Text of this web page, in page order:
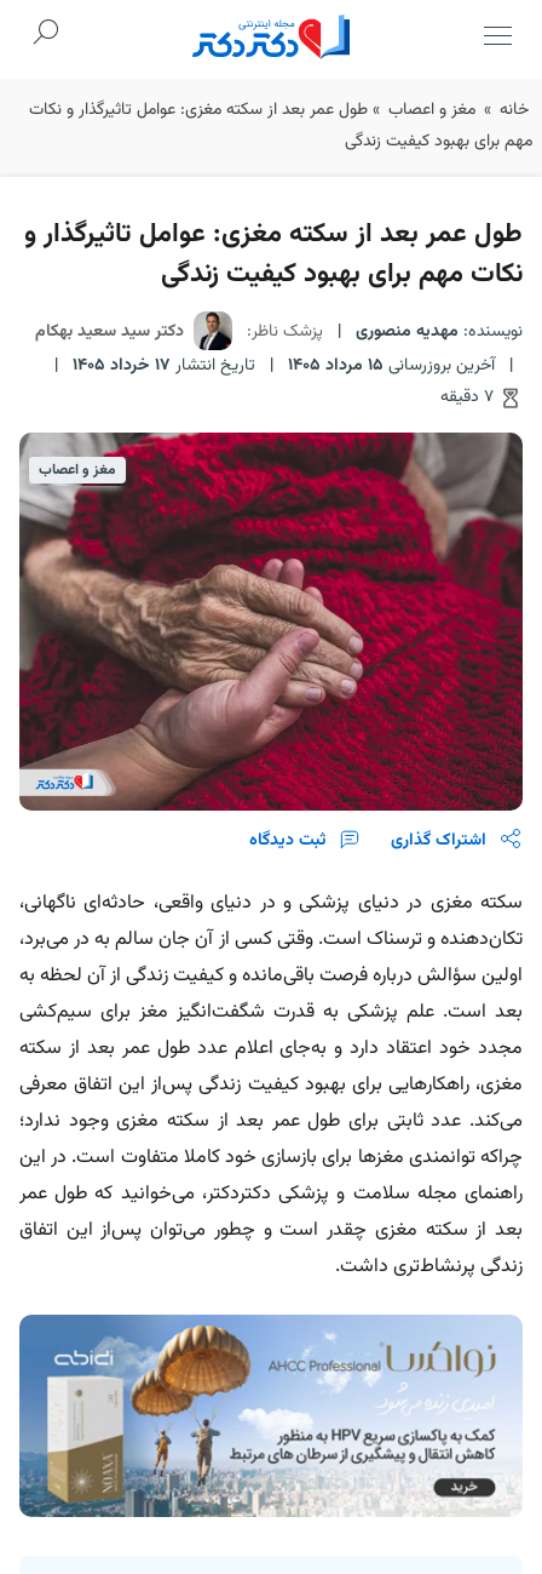
Skip
content
خانه » مغز و اعصاب »طول عمر بعد از سکته مغزی: عوامل تاثیرگذار و نکات
مهم برای بهبود کیفیت زندگی
طول عمر بعد از سکته مغزی: عوامل تاثیرگذار و
نکات مهم برای بهبود کیفیت زندگی
نویسنده: مهدیه منصوری | پزشک ناظر:
دکتر سید سعید بهکام
| آخرین بروزرسانی 15 مرداد 1405 | تاریخ انتشار 17 خرداد 1405
|
مغز و اعصاب
اشتراک گذاری ثبت دیدگاه
سکته مغزی در دنیای پزشکی و در دنیای واقعی، حادثه‌ای ناگهانی،
تکان‌دهنده و ترسناک است. وقتی کسی از آن جان سالم به در می‌برد،
اولین سؤالش درباره فرصت باقی‌مانده و کیفیت زندگی از آن لحظه به
بعد است. علم پزشکی به قدرت شگفت‌انگیز مغز برای سیم‌کشی
مجدد خود اعتقاد دارد و به‌جای اعلام عدد طول عمر بعد از سکته
مغزی، راهکارهایی برای بهبود کیفیت زندگی پس‌از این اتفاق معرفی
می‌کند. عدد ثابتی برای طول عمر بعد از سکته مغزی وجود ندارد؛
چراکه توانمندی مغزها برای بازسازی خود کاملا متفاوت است. در این
راهنمای مجله سلامت و پزشکی دکتردکتر، می‌خوانید که طول عمر
بعد از سکته مغزی چقدر است و چطور می‌توان پس‌از این اتفاق
زندگی پرنشاط‌تری داشت.